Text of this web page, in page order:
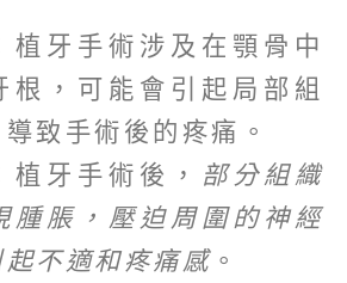
植牙手術涉及在顎骨中
根，可能會引起局部組
致手術後的疼痛。
植牙手術後， 部分組織
腫脹，壓迫周圍的神經
不適和疼痛感 。